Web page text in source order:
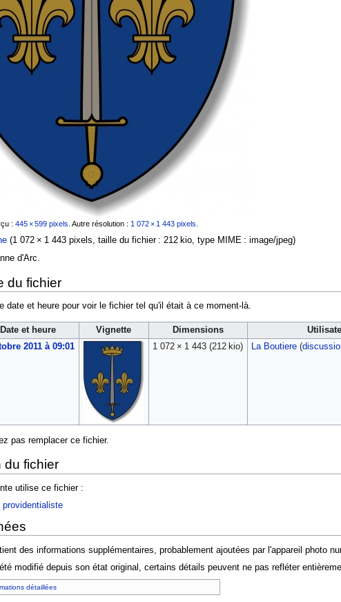
: 445 × 599 pixels Autre résolution : 1 072 × 1 443 pixels
‎ (1 072 × 1 443 pixels, taille du fichier : 212 kio, type MIME : image/jpeg)
d'Arc.
du fichier
date et heure pour voir le fichier tel qu'il était à ce moment-là.
Date et heure Vignette Dimensions
2011 à 09:01 1 072 × 1 443 (212 kio) La Boutiere (
pas remplacer ce fichier.
du fichier
utilise ce fichier :
providentialiste
des informations supplémentaires, probablement ajoutées par l'appareil photo
modifié depuis son état original, certains détails peuvent ne pas refléter
détaillées